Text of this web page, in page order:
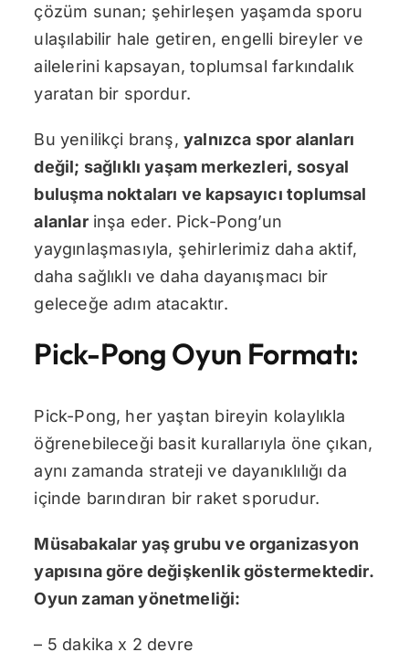
çözüm sunan; şehirleşen yaşamda sporu
ulaşılabilir hale getiren, engelli bireyler ve
ailelerini kapsayan, toplumsal farkındalık
yaratan bir spordur.
Bu yenilikçi branş,yalnızca spor alanları
değil; sağlıklı yaşam merkezleri, sosyal
buluşma noktaları ve kapsayıcı toplumsal
alanlarinşa eder. Pick-Pong’un
yaygınlaşmasıyla, şehirlerimiz daha aktif,
daha sağlıklı ve daha dayanışmacı bir
geleceğe adım atacaktır.
Pick-Pong Oyun Formatı:
Pick-Pong, her yaştan bireyin kolaylıkla
öğrenebileceği basit kurallarıyla öne çıkan,
aynı zamanda strateji ve dayanıklılığı da
içinde barındıran bir raket sporudur.
Müsabakalar yaş grubu ve organizasyon
yapısına göre değişkenlik göstermektedir.
Oyun zaman yönetmeliği:
– 5 dakika x 2 devre